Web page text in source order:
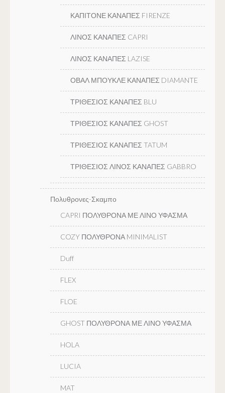
ΚΑΠΙΤΟΝΕ ΚΑΝΑΠΕΣ FIRENZE
ΛΙΝΟΣ ΚΑΝΑΠΕΣ CAPRI
ΛΙΝΟΣ ΚΑΝΑΠΕΣ LAZISE
ΟΒΑΛ ΜΠΟΥΚΛΕ ΚΑΝΑΠΕΣ DIAMANTE
ΤΡΙΘΕΣΙΟΣ ΚΑΝΑΠΕΣ BLU
ΤΡΙΘΕΣΙΟΣ ΚΑΝΑΠΕΣ GHOST
ΤΡΙΘΕΣΙΟΣ ΚΑΝΑΠΕΣ TATUM
ΤΡΙΘΕΣΙΟΣ ΛΙΝΟΣ ΚΑΝΑΠΕΣ GABBRO
Πολυθρονες-Σκαμπο
CAPRI ΠΟΛΥΘΡΟΝΑ ΜΕ ΛΙΝΟ ΥΦΑΣΜΑ
COZY ΠΟΛΥΘΡΟΝΑ MINIMALIST
Duff
FLEX
FLOE
GHOST ΠΟΛΥΘΡΟΝΑ ΜΕ ΛΙΝΟ ΥΦΑΣΜΑ
HOLA
LUCIA
MAT